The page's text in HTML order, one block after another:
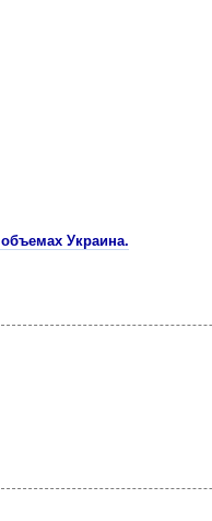
Украина.